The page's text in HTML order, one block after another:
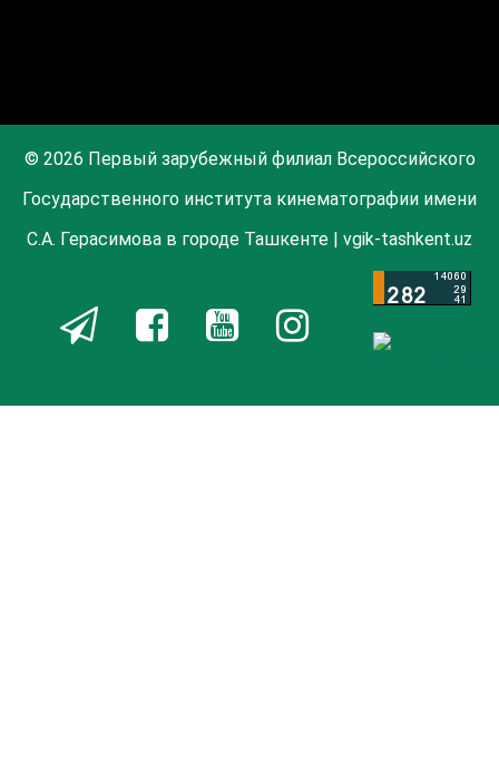
© 2026 Первый зарубежный филиал Всероссийского
Государственного института кинематографии имени
С.А. Герасимова в городе Ташкенте | vgik-tashkent.uz